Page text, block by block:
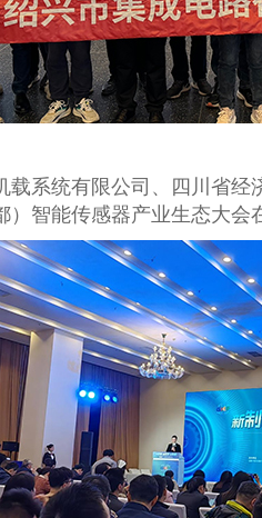
载系统有限公司、四川省
）智能传感器产业生态大